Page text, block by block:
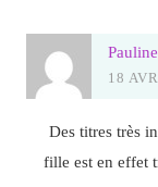
18
Des titres très
fille est en effet